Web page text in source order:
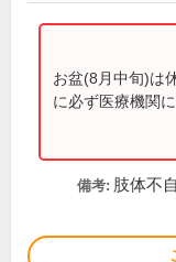
お盆(8月中旬)は
に必ず医療機関
備考: 肢体不